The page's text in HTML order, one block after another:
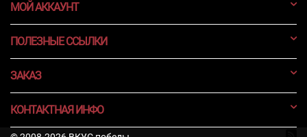
МОЙ АККАУНТ
ПОЛЕЗНЫЕ ССЫЛКИ
ЗАКАЗ
КОНТАКТНАЯ ИНФО